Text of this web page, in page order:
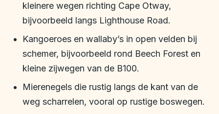
kleinere wegen richting Cape Otway,
bijvoorbeeld langs Lighthouse Road.
Kangoeroes en wallaby’s in open velden bij
schemer, bijvoorbeeld rond Beech Forest en
kleine zijwegen van de B100.
Mierenegels die rustig langs de kant van de
weg scharrelen, vooral op rustige boswegen.